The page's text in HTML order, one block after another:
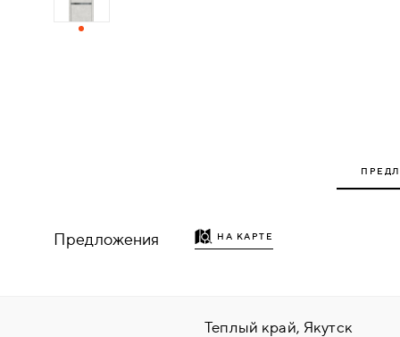
ДЕРЕВЯННЫЕ
Предложения НА КАРТЕ
Теплый край, Якутск